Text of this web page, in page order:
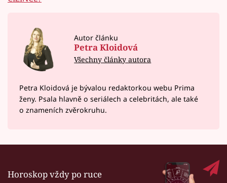
Autor článku
Petra Kloidová
Všechny články autora
Petra Kloidová je bývalou redaktorkou webu Prima
ženy. Psala hlavně o seriálech a celebritách, ale také
o znameních zvěrokruhu.
Horoskop vždy po ruce